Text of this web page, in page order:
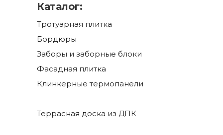
Каталог:
Тротуарная плитка
Бордюры
Заборы и заборные блоки
Фасадная плитка
Клинкерные термопанели
Террасная доска из ДПК